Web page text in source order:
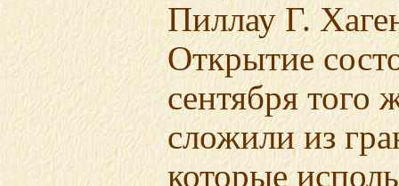
Пиллау Г.
Открытие
сентября того
сложили из
которые